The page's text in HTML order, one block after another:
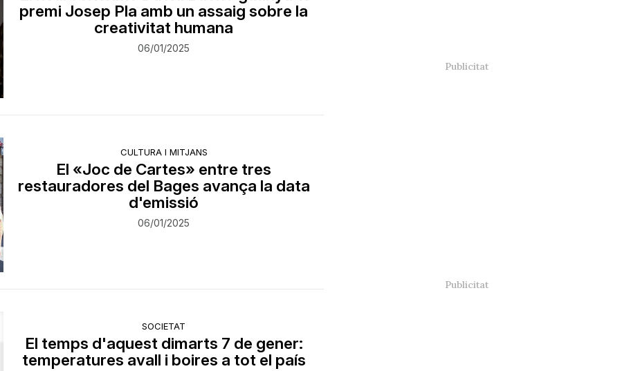
premi Josep Pla amb un assaig sobre la
creativitat humana
06/01/2025
CULTURA I MITJANS
El «Joc de Cartes» entre tres
restauradores del Bages avança la data
d'emissió
06/01/2025
SOCIETAT
El temps d'aquest dimarts 7 de gener:
temperatures avall i boires a tot el país